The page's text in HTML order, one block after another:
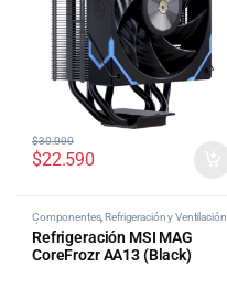
$22.590
$30.000
Componentes,Refrigeración y Ventilación
de PC
Refrigeración MSI MAG
CoreFrozr AA13 (Black)